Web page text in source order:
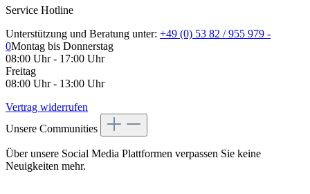
Service Hotline
Unterstützung und Beratung unter: +49 (0) 53 82 / 955 979 -
0Montag bis Donnerstag
08:00 Uhr - 17:00 Uhr
Freitag
08:00 Uhr - 13:00 Uhr
Vertrag widerrufen
Unsere Communities
Über unsere Social Media Plattformen verpassen Sie keine
Neuigkeiten mehr.